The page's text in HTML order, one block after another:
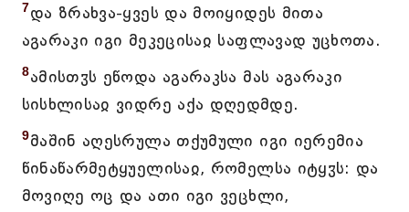
7და ზრახვა-ყვეს და მოიყიდეს მითა
აგარაკი იგი მეკეცისაჲ საფლავად უცხოთა.
8ამისთჳს ეწოდა აგარაკსა მას აგარაკი
სისხლისაჲ ვიდრე აქა დღედმდე.
9მაშინ აღესრულა თქუმული იგი იერემია
წინაწარმეტყუელისაჲ, რომელსა იტყჳს: და
მოვიღე ოც და ათი იგი ვეცხლი,